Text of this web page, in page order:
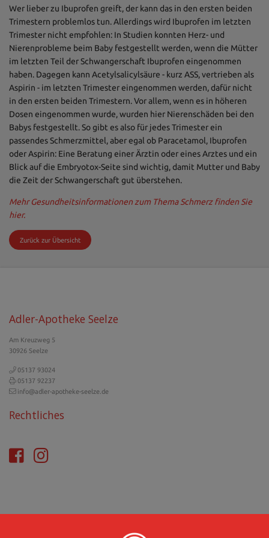
Zurück zur Übersicht
Wer lieber zu Ibuprofen greift, der kann das in den ersten beiden
Trimestern problemlos tun. Allerdings wird Ibuprofen im letzten
Trimester nicht empfohlen: In Studien konnten Herz- und
Nierenprobleme beim Baby festgestellt werden, wenn die Mütter
im letzten Teil der Schwangerschaft Ibuprofen eingenommen
haben. Dagegen kann Acetylsalicylsäure - kurz ASS, vertrieben als
Aspirin - im letzten Trimester eingenommen werden, dafür nicht
in den ersten beiden Trimestern. Vor allem, wenn es in höheren
Dosen eingenommen wurde, wurden hier Nierenschäden bei den
Babys festgestellt. So gibt es also für jedes Trimester ein
passendes Schmerzmittel, aber egal ob Paracetamol, Ibuprofen
oder Aspirin: Eine Beratung einer Ärztin oder eines Arztes und ein
Blick auf die Embryotox-Seite sind wichtig, damit Mutter und Baby
die Zeit der Schwangerschaft gut überstehen.
Mehr Gesundheitsinformationen zum Thema Schmerz finden Sie
hier.
Adler-Apotheke Seelze
Am Kreuzweg 5
30926 Seelze
05137 93024
05137 92237
info@adler-apotheke-seelze.de
Rechtliches